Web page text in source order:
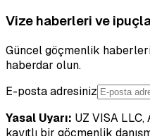
Vize haberleri ve
Güncel göçmenlik
haberdar olun.
E-posta adresiniz
Yasal Uyarı: UZ VISA
kayıtlı bir göçmenlik